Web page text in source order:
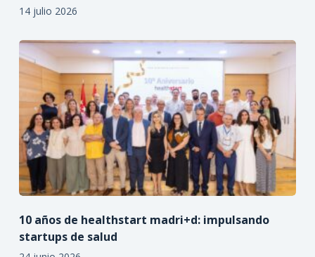
14 julio 2026
10 años de healthstart madri+d: impulsando
startups de salud